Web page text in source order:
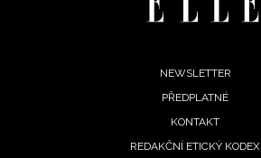
NEWSLETTER
PŘEDPLATNÉ
KONTAKT
REDAKČNÍ ETICKÝ KODEX